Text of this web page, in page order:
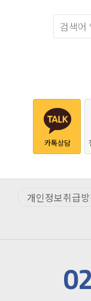
카톡상담
개인정보취급방